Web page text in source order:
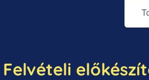
Felvételi